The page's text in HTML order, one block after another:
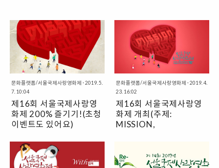
문화플랫폼/서울국제사랑영화제 · 2019. 5.
7. 10:04
제16회 서울국제사랑영
화제 200% 즐기기!(초청
이벤트도 있어요)
이들 등 기독영화, 포럼 "4차산업혁
명 속 기독영화의 과제"까지 풍성한
자리! 문화선교연구원 X 서울국제
문화플랫폼/서울국제사랑영화제 · 2019. 4.
23. 16:02
제16회 서울국제사랑영
화제 개최(주제:
MISSION,
에서 제16회 서울국제사랑영화제
가 열립니다. 서울국제사랑영화제